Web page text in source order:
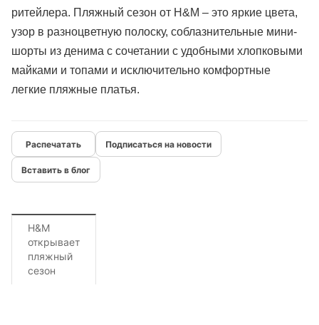
ритейлера. Пляжный сезон от H&M – это яркие цвета,
узор в разноцветную полоску, соблазнительные мини-
шорты из денима с сочетании с удобными хлопковыми
майками и топами и исключительно комфортные
легкие пляжные платья.
Подписаться на новости
Вставить в блог
H&M
открывает
пляжный
сезон